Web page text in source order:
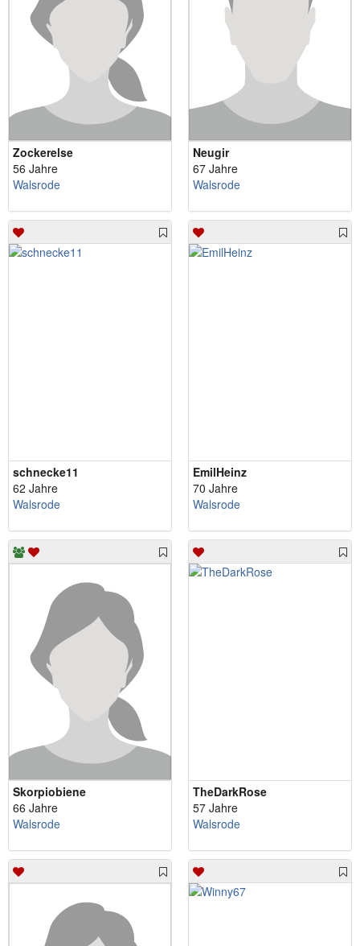
Zockerelse
56 Jahre
Walsrode
Neugir
67 Jahre
Walsrode
schnecke11
62 Jahre
Walsrode
EmilHeinz
70 Jahre
Walsrode
Skorpiobiene
66 Jahre
Walsrode
TheDarkRose
57 Jahre
Walsrode